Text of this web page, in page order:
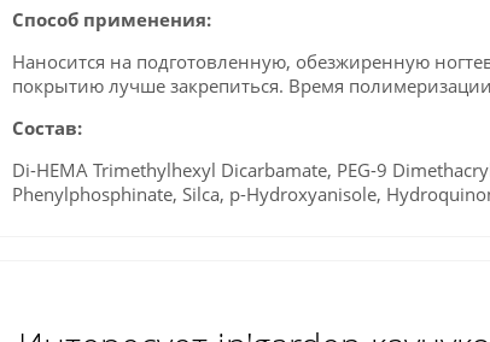
Способ применения:
Наносится на подготовленную, обезжиренную
покрытию лучше закрепиться. Время
Состав:
Di-HEMA Trimethylhexyl Dicarbamate, PEG-9
Phenylphosphinate, Silca, p-Hydroxyanisole,